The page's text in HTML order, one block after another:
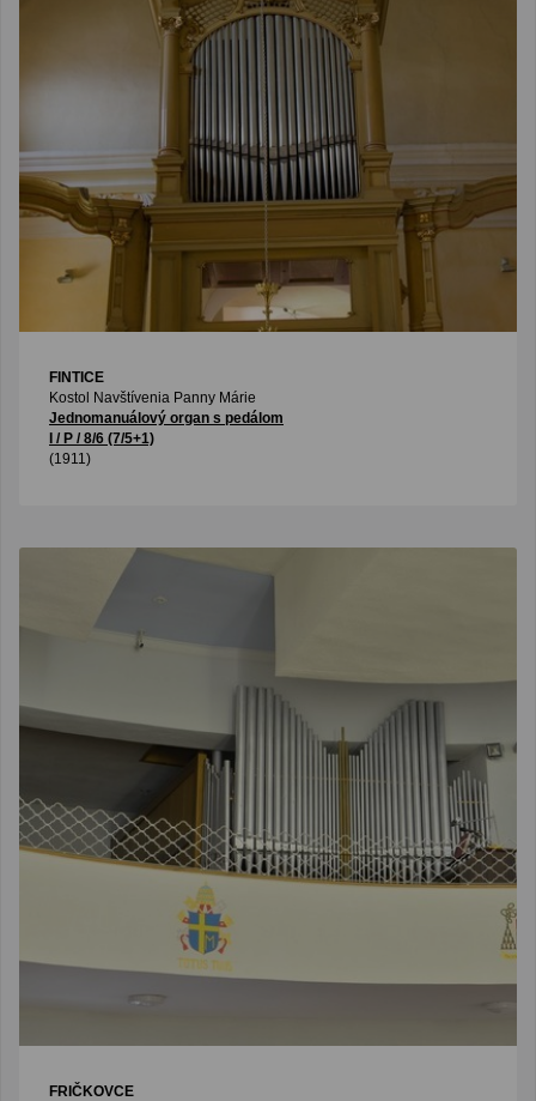
FINTICE
Kostol Navštívenia Panny Márie
Jednomanuálový organ s pedálom
I / P / 8/6 (7/5+1)
(1911)
FRIČKOVCE